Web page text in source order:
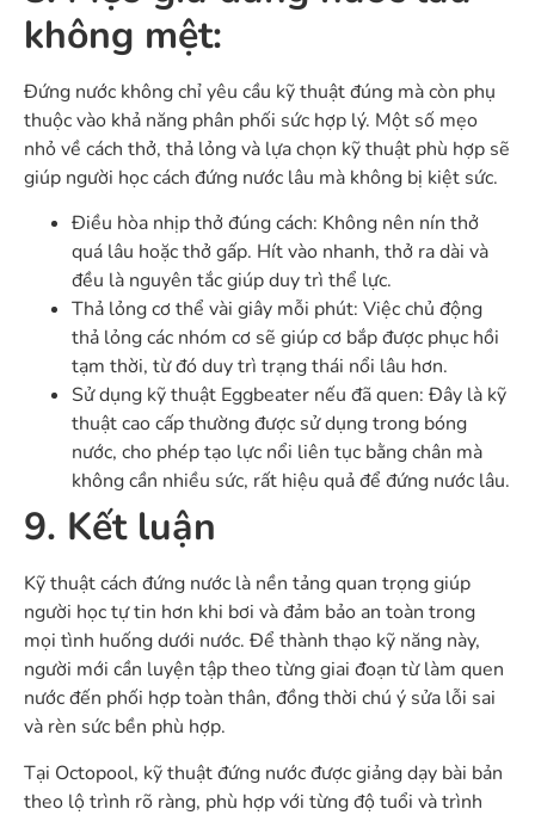
không mệt:
Đứng nước không chỉ yêu cầu kỹ thuật đúng mà còn phụ
thuộc vào khả năng phân phối sức hợp lý. Một số mẹo
nhỏ về cách thở, thả lỏng và lựa chọn kỹ thuật phù hợp sẽ
giúp người học cách đứng nước lâu mà không bị kiệt sức.
Điều hòa nhịp thở đúng cách: Không nên nín thở
quá lâu hoặc thở gấp. Hít vào nhanh, thở ra dài và
đều là nguyên tắc giúp duy trì thể lực.
Thả lỏng cơ thể vài giây mỗi phút: Việc chủ động
thả lỏng các nhóm cơ sẽ giúp cơ bắp được phục hồi
tạm thời, từ đó duy trì trạng thái nổi lâu hơn.
Sử dụng kỹ thuật Eggbeater nếu đã quen: Đây là kỹ
thuật cao cấp thường được sử dụng trong bóng
nước, cho phép tạo lực nổi liên tục bằng chân mà
không cần nhiều sức, rất hiệu quả để đứng nước lâu.
9. Kết luận
Kỹ thuật cách đứng nước là nền tảng quan trọng giúp
người học tự tin hơn khi bơi và đảm bảo an toàn trong
mọi tình huống dưới nước. Để thành thạo kỹ năng này,
người mới cần luyện tập theo từng giai đoạn từ làm quen
nước đến phối hợp toàn thân, đồng thời chú ý sửa lỗi sai
và rèn sức bền phù hợp.
Tại Octopool, kỹ thuật đứng nước được giảng dạy bài bản
theo lộ trình rõ ràng, phù hợp với từng độ tuổi và trình